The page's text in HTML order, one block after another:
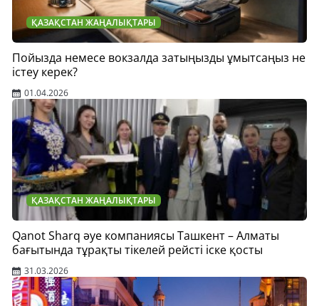
ҚАЗАҚСТАН ЖАҢАЛЫҚТАРЫ
Пойызда немесе вокзалда затыңызды ұмытсаңыз не
істеу керек?
01.04.2026
ҚАЗАҚСТАН ЖАҢАЛЫҚТАРЫ
Qanot Sharq әуе компаниясы Ташкент – Алматы
бағытында тұрақты тікелей рейсті іске қосты
31.03.2026